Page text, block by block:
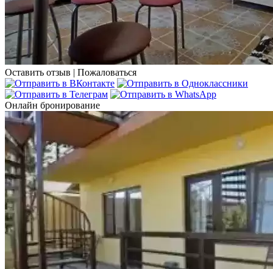
Оставить отзыв | Пожаловаться
Онлайн бронирование